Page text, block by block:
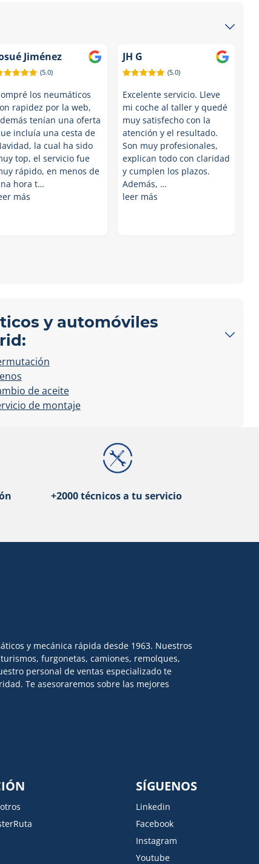
Jiménez
(5.0)
los neumáticos
rapidez por la web,
tenían una oferta
incluía una cesta de
la cual ha sido
top, el servicio fue
rápido, en menos de
hora t…
más
JH G
(5.0)
Excelente servicio. Lleve
mi coche al taller y quedé
muy satisfecho con la
atención y el resultado.
Son muy profesionales,
explican todo con claridad
y cumplen los plazos.
Además, …
leer más
y automóviles
de aceite
de montaje
+2000 técnicos a tu servicio
y mecánica rápida desde 1963. Nuestros
furgonetas, camiones, remolques,
personal de ventas especializado te
Te asesoraremos sobre las mejores
SÍGUENOS
Linkedin
Facebook
Instagram
Youtube